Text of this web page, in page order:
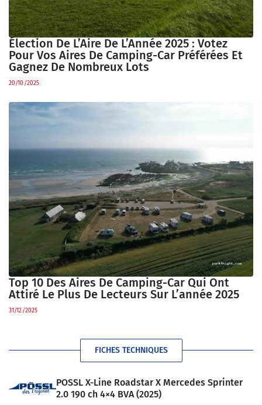
Élection De L’Aire De L’Année 2025 : Votez
Pour Vos Aires De Camping-Car Préférées Et
Gagnez De Nombreux Lots
20/10/2025
Top 10 Des Aires De Camping-Car Qui Ont
Attiré Le Plus De Lecteurs Sur L’année 2025
31/12/2025
FICHES TECHNIQUES
POSSL X-Line Roadstar X Mercedes Sprinter
2.0 190 ch 4×4 BVA (2025)